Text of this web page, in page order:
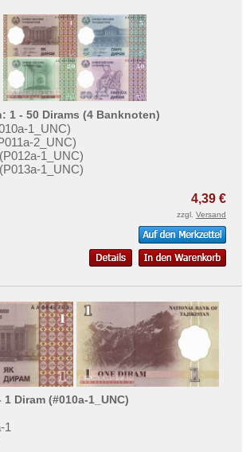
1 - 50 Dirams (4 Banknoten)
1_UNC)
2_UNC)
1_UNC)
1_UNC)
4,39 €
zzgl. Versand
Diram (#010a-1_UNC)
1